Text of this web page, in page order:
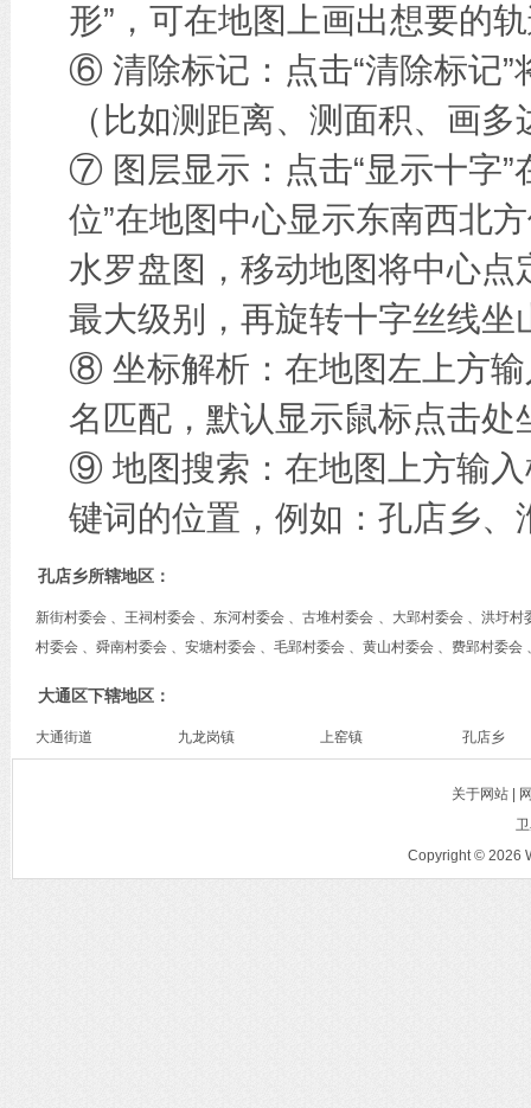
形”，可在地图上画出想要的
⑥ 清除标记：点击“清除标记
（比如测距离、测面积、画多
⑦ 图层显示：点击“显示十字”
位”在地图中心显示东南西北
水罗盘图，移动地图将中心
最大级别，再旋转十字丝线坐
⑧ 坐标解析：在地图左上方
名匹配，默认显示鼠标点击处
⑨ 地图搜索：在地图上方输
键词的位置，例如：孔店乡、
孔店乡所辖地区：
新街村委会 、王祠村委会 、东河村委会 、古堆村委会 、大郢村委会 、洪圩
村委会 、舜南村委会 、安塘村委会 、毛郢村委会 、黄山村委会 、费郢村委
大通区下辖地区：
大通街道 九龙岗镇 上窑镇 孔店乡
关于网站 |
Copyright © 2026